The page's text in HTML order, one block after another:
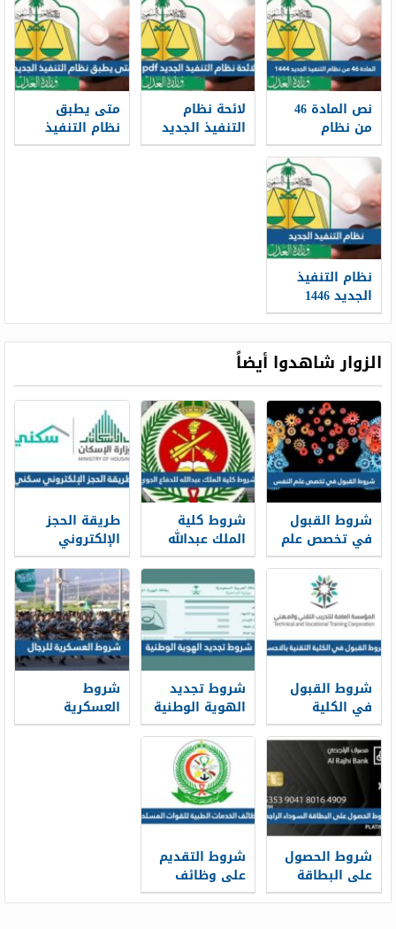
نص المادة 46
من نظام
التنفيذ الجديد
لائحة نظام
التنفيذ الجديد
pdf
متى يطبق
نظام التنفيذ
الجديد
نظام التنفيذ
الجديد 1446
السعودي واهم
الزوار شاهدوا أيضاً
شروط القبول
في تخصص علم
النفس ونسب
القبول 1448
شروط كلية
الملك عبدالله
للدفاع الجوي
1448 ونسب
القبول
طريقة الحجز
الإلكتروني
سكني 1448
وشروط الحجز
شروط القبول
في الكلية
التقنية بالاحساء
1448 ونسب
القبول
شروط تجديد
الهوية الوطنية
1448 قبل
انتهائها
شروط
العسكرية
للرجال 1448
شروط الحصول
على البطاقة
السوداء
شروط التقديم
على وظائف
الخدمات الطبية